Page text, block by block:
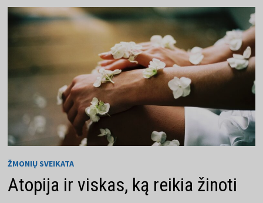
PRINCIPŲ
ŽMONIŲ SVEIKATA
Atopija ir viskas, ką reikia žinoti